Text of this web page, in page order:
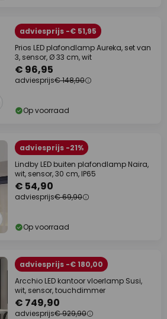
adviesprijs -€ 51,95
Prios LED plafondlamp Aureka, set van
3, sensor, Ø 33 cm, wit
€ 96,95
adviesprijs€ 148,90
Op voorraad
adviesprijs -21%
Lindby LED buiten plafondlamp Naira,
wit, sensor, 30 cm, IP65
€ 54,90
adviesprijs€ 69,90
Op voorraad
adviesprijs -€ 180,00
Arcchio LED kantoor vloerlamp Susi,
wit, sensor, touchdimmer
€ 749,90
adviesprijs€ 929,90